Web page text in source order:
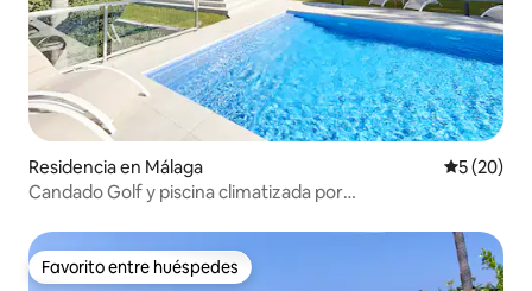
Residencia en Málaga
5 (20)
Candado Golf y piscina climatizada por
Favorito entre huéspedes
Favorito entre huéspedes